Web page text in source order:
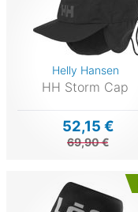
Helly Hansen
HH Storm Cap
52,15 €
69,90 €